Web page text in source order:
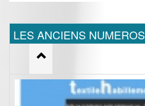
LES ANCIENS NUMEROS